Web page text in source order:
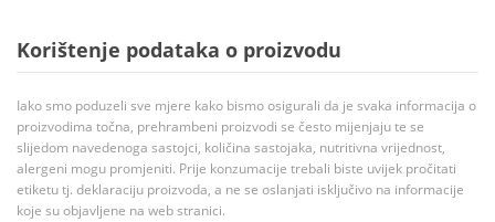
Korištenje podataka o proizvodu
Iako smo poduzeli sve mjere kako bismo osigurali da je svaka informacija o
proizvodima točna, prehrambeni proizvodi se često mijenjaju te se
slijedom navedenoga sastojci, količina sastojaka, nutritivna vrijednost,
alergeni mogu promjeniti. Prije konzumacije trebali biste uvijek pročitati
etiketu tj. deklaraciju proizvoda, a ne se oslanjati isključivo na informacije
koje su objavljene na web stranici.